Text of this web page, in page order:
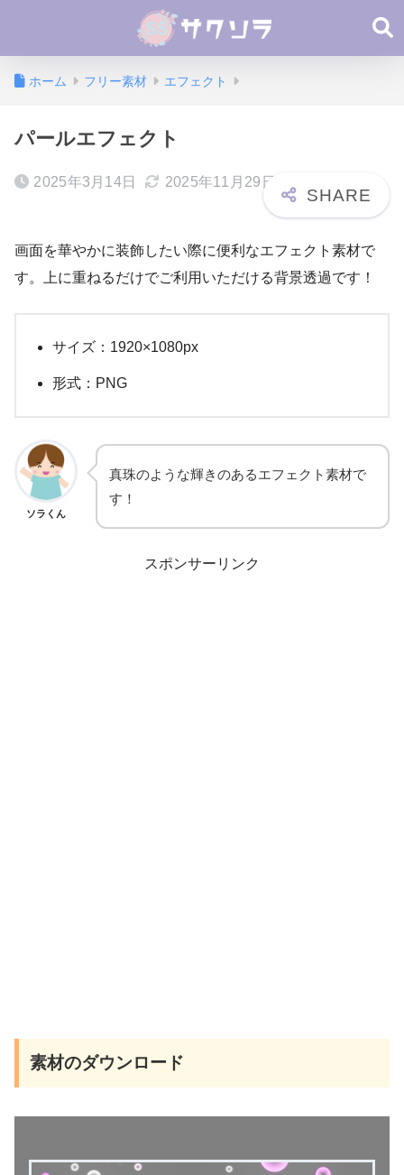
ホーム フリー素材 エフェクト
パールエフェクト
2025年3月14日 2025年11月29日
画面を華やかに装飾したい際に便利なエフェクト素材で
す。上に重ねるだけでご利用いただける背景透過です！
サイズ：1920×1080px
形式：PNG
ソラくん
真珠のような輝きのあるエフェクト素材で
す！
スポンサーリンク
素材のダウンロード